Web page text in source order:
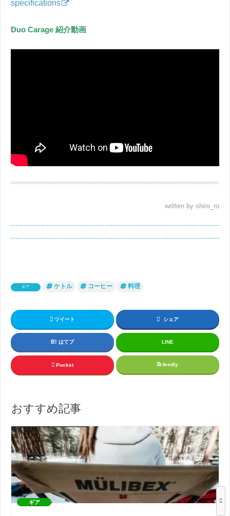
specifications
Duo Carage 紹介動画
written by shiro_ro
ギア ケトル コーヒー 料理
ツイート シェア
はてブ LINE
Pocket feedly
おすすめ記事
ギア